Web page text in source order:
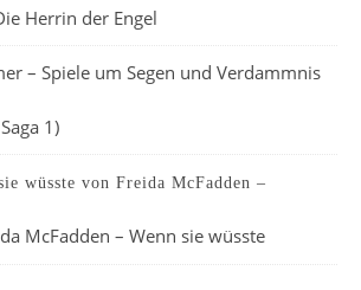
Herrin der Engel
– Spiele um Segen und Verdammnis
1)
wüsste von Freida McFadden –
McFadden – Wenn sie wüsste